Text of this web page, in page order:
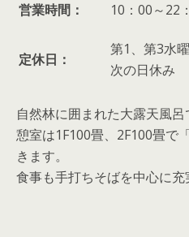
営業時間：
10：00～22
定休日：
第1、第3水
次の日休み
自然林に囲まれた大露天風
憩室は1F100畳、2F100畳で
きます。
食事も手打ちそばを中心に充